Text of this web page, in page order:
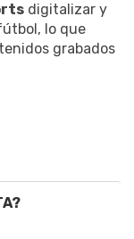
digitalizar y
lo que
grabados